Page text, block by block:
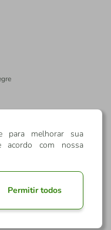
para melhorar sua
acordo com nossa
Permitir todos